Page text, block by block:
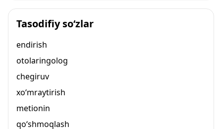
Tasodifiy so‘zlar
endirish
otolaringolog
chegiruv
xo‘mraytirish
metionin
qo‘shmoqlash